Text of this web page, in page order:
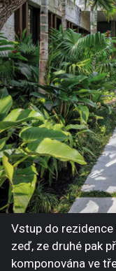
Vstup do
zeď, ze druhé pak
komponována ve